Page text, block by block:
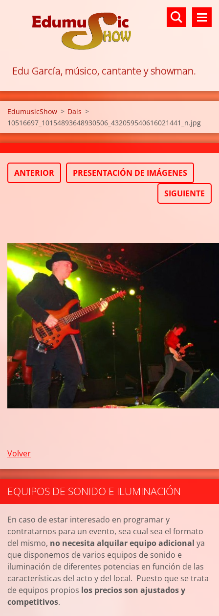
Edu García, músico, cantante y showman.
EdumusicShow > Dais >
10516697_10154893648930506_432059540616021441_n.jpg
ANTERIOR
PRESENTACIÓN DE IMÁGENES
SIGUIENTE
Volver
EQUIPOS DE SONIDO E ILUMINACIÓN
En caso de estar interesado en programar y
contratarnos para un evento, sea cual sea el formato
del mismo, no necesita alquilar equipo adicional ya
que disponemos de varios equipos de sonido e
iluminación de diferentes potencias en función de las
características del acto y del local. Puesto que se trata
de equipos propios los precios son ajustados y
competitivos.